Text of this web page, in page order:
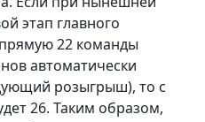
этап главного
22 команды
автоматически
розыгрыш), то с
26. Таким образом,